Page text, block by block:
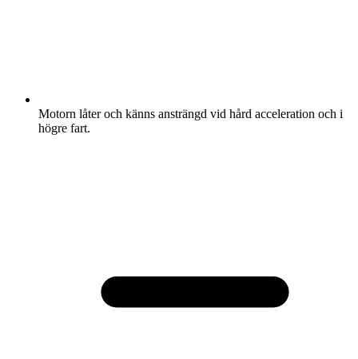
Motorn låter och känns ansträngd vid hård acceleration och i
högre fart.